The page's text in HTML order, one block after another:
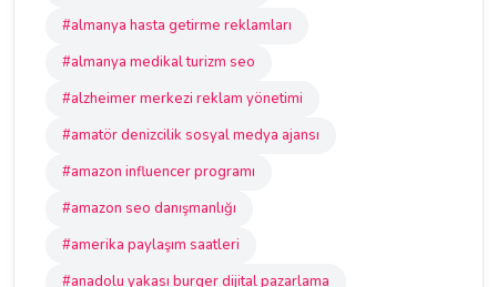
#almanya hasta getirme reklamları
#almanya medikal turizm seo
#alzheimer merkezi reklam yönetimi
#amatör denizcilik sosyal medya ajansı
#amazon influencer programı
#amazon seo danışmanlığı
#amerika paylaşım saatleri
#anadolu yakası burger dijital pazarlama